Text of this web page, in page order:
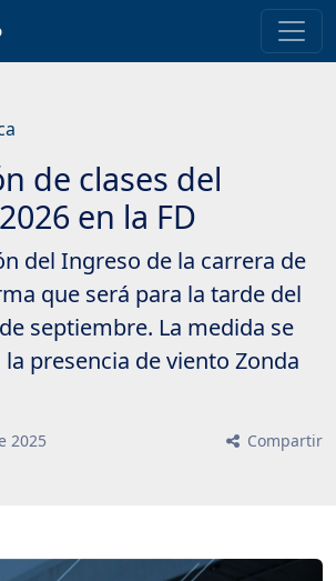
de clases del
en la FD
del Ingreso de la carrera de
que será para la tarde del
septiembre. La medida se
presencia de viento Zonda
2025 Compartir